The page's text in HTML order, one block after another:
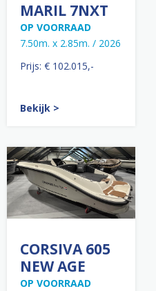
MARIL 7NXT
OP VOORRAAD
7.50m. x 2.85m. / 2026
Prijs: € 102.015,-
Bekijk >
CORSIVA 605
NEW AGE
OP VOORRAAD